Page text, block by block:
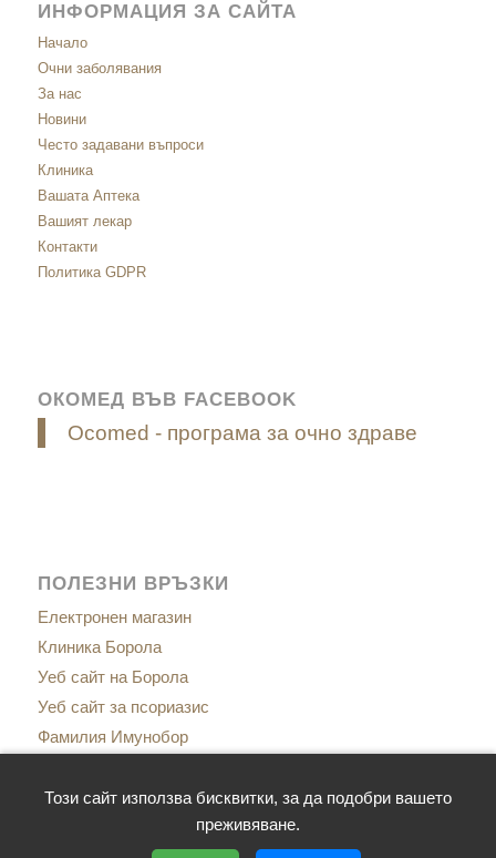
ИНФОРМАЦИЯ ЗА САЙТА
Начало
Очни заболявания
За нас
Новини
Често задавани въпроси
Клиника
Вашата Аптека
Вашият лекар
Контакти
Политика GDPR
ОКОМЕД ВЪВ FACEBOOK
Ocomed - програма за очно здраве
ПОЛЕЗНИ ВРЪЗКИ
Електронен магазин
Клиника Борола
Уеб сайт на Борола
Уеб сайт за псориазис
Фамилия Имунобор
Сайт за имунитет
Този сайт използва бисквитки, за да подобри вашето
преживяване.